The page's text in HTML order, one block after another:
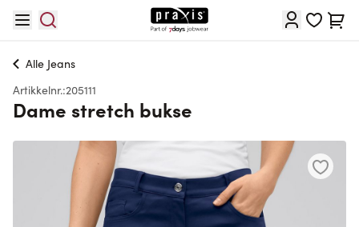
Cart
Alle Jeans
Artikkelnr.:205111
Dame stretch bukse